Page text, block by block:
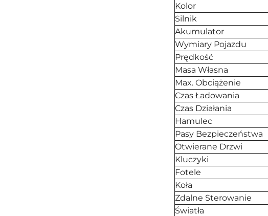
Kolor
Silnik
Akumulator
Wymiary Pojazdu
Prędkość
Masa Własna
Max. Obciążenie
Czas Ładowania
Czas Działania
Hamulec
Pasy Bezpieczeństwa
Otwierane Drzwi
Kluczyki
Fotele
Koła
Zdalne Sterowanie
Światła